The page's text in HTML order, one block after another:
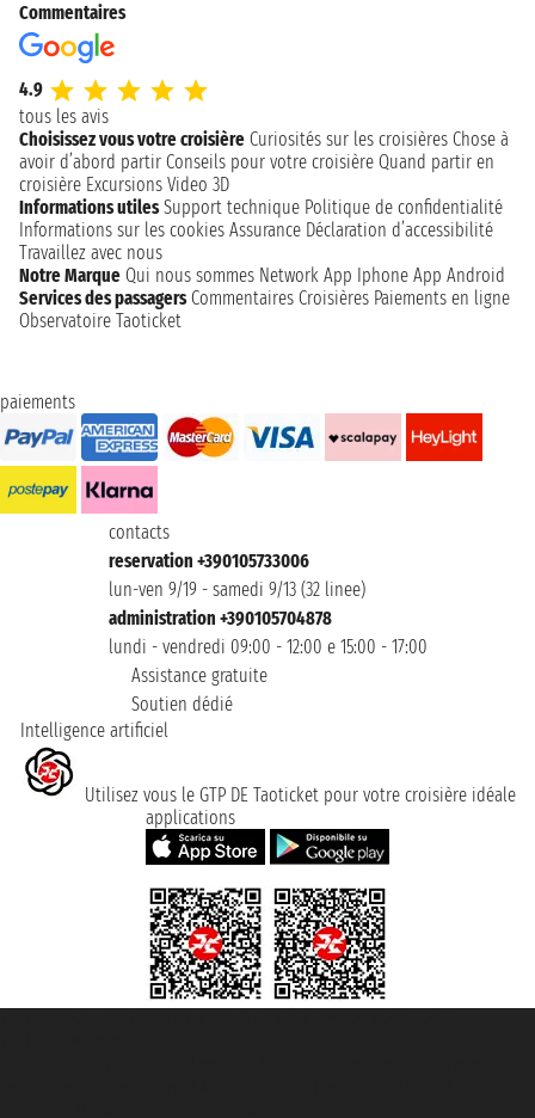
Commentaires
4.9
tous les avis
Choisissez vous votre croisière Curiosités sur les croisières Chose à
avoir d’abord partir Conseils pour votre croisière Quand partir en
croisière Excursions Video 3D
Informations utiles Support technique Politique de confidentialité
Informations sur les cookies Assurance Déclaration d’accessibilité
Travaillez avec nous
Notre Marque Qui nous sommes Network App Iphone App Android
Services des passagers Commentaires Croisières Paiements en ligne
Observatoire Taoticket
paiements
contacts
reservation +390105733006
lun-ven 9/19 - samedi 9/13 (32 linee)
administration +390105704878
lundi - vendredi 09:00 - 12:00 e 15:00 - 17:00
Assistance gratuite
Soutien dédié
Intelligence artificiel
Utilisez vous le GTP DE Taoticket pour votre croisière idéale
applications